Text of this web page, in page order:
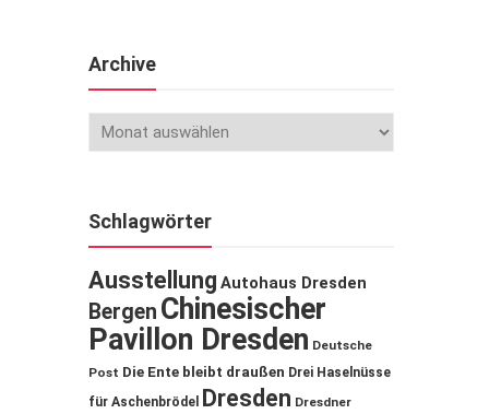
Archive
Schlagwörter
Ausstellung Autohaus Dresden
Bergen Chinesischer
Pavillon Dresden Deutsche
Post Die Ente bleibt draußen Drei Haselnüsse
für Aschenbrödel
Dresden Dresdner